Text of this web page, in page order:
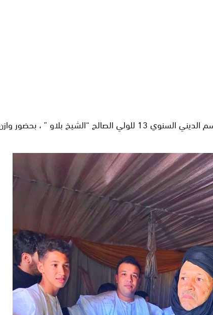
سيرا على ذات النهج التعبدي والرباني نظمت قبيلة الشرفاء الرقيبات أهل بلاو